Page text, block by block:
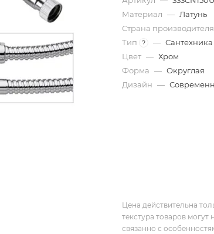
Материал — Латунь
Страна производителя
Тип
? — Сантехника
Цвет — Хром
Форма — Округлая
Дизайн —
Цена действительна
текстура товаров
связанно с